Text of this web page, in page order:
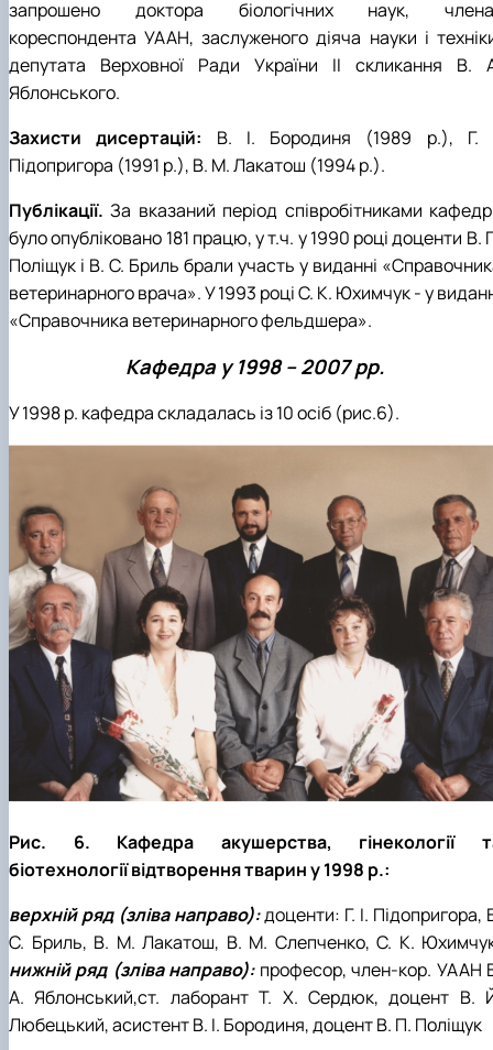
запрошено доктора біологічних наук,
кореспондента УААН, заслуженого діяча науки і
депутата Верховної Ради України II скликання В.
Яблонського.
Захисти дисертацій: В. І. Бородиня (1989 р.), Г.
Підопригора (1991 р.), В. М. Лакатош (1994 р.).
Публікації. За вказаний період співробітниками
було опубліковано 181 працю, у т.ч. у 1990 році доценти В.
Поліщук і В. С. Бриль брали участь у виданні
ветеринарного врача». У 1993 році С. К. Юхимчук - у
«Справочника ветеринарного фельдшера».
Кафедра у 1998 – 2007 рр.
У 1998 р. кафедра складалась із 10 осіб (рис.6).
Рис. 6. Кафедра акушерства, гінекології
біотехнології відтворення тварин у 1998 р.:
верхній ряд (зліва направо):доценти: Г. І. Підопригора,
С. Бриль, В. М. Лакатош, В. М. Слепченко, С. К.
нижній ряд (зліва направо):професор, член-кор. УААН
А. Яблонський,ст. лаборант Т. Х. Сердюк, доцент В.
Любецький, асистент В. І. Бородиня, доцент В. П. Поліщук